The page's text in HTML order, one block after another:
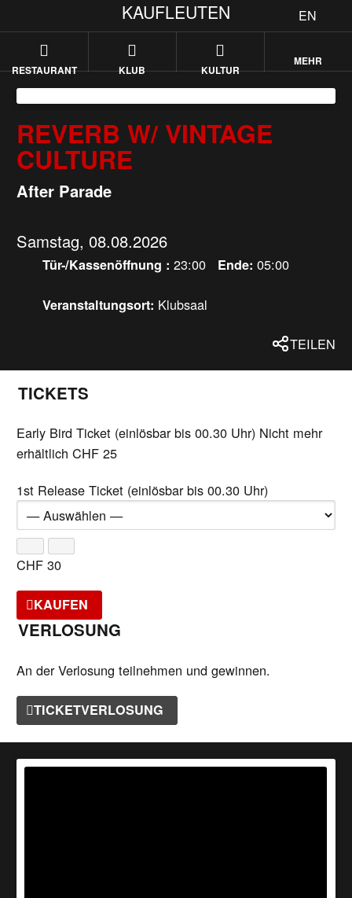
EN
KAUFLEUTEN
RESTAURANT KLUB KULTUR
MEHR
REVERB W/ VINTAGE
CULTURE
After Parade
Samstag, 08.08.2026
Tür-/Kassenöffnung : 23:00 Ende: 05:00
Veranstaltungsort: Klubsaal
TEILEN
TICKETS
Early Bird Ticket (einlösbar bis 00.30 Uhr) Nicht mehr
erhältlich CHF 25
1st Release Ticket (einlösbar bis 00.30 Uhr)
CHF 30
KAUFEN
VERLOSUNG
An der Verlosung teilnehmen und gewinnen.
TICKETVERLOSUNG